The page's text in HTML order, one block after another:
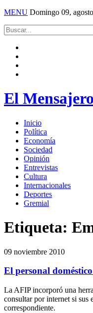
MENU Domingo 09,
El
Inicio
Política
Economía
Sociedad
Opinión
Entrevistas
Cultura
Internacionales
Deportes
Gremial
Etiqueta:
09 noviembre 2010
El personal
La AFIP incorporó una
consultar por internet si sus
correspondiente.